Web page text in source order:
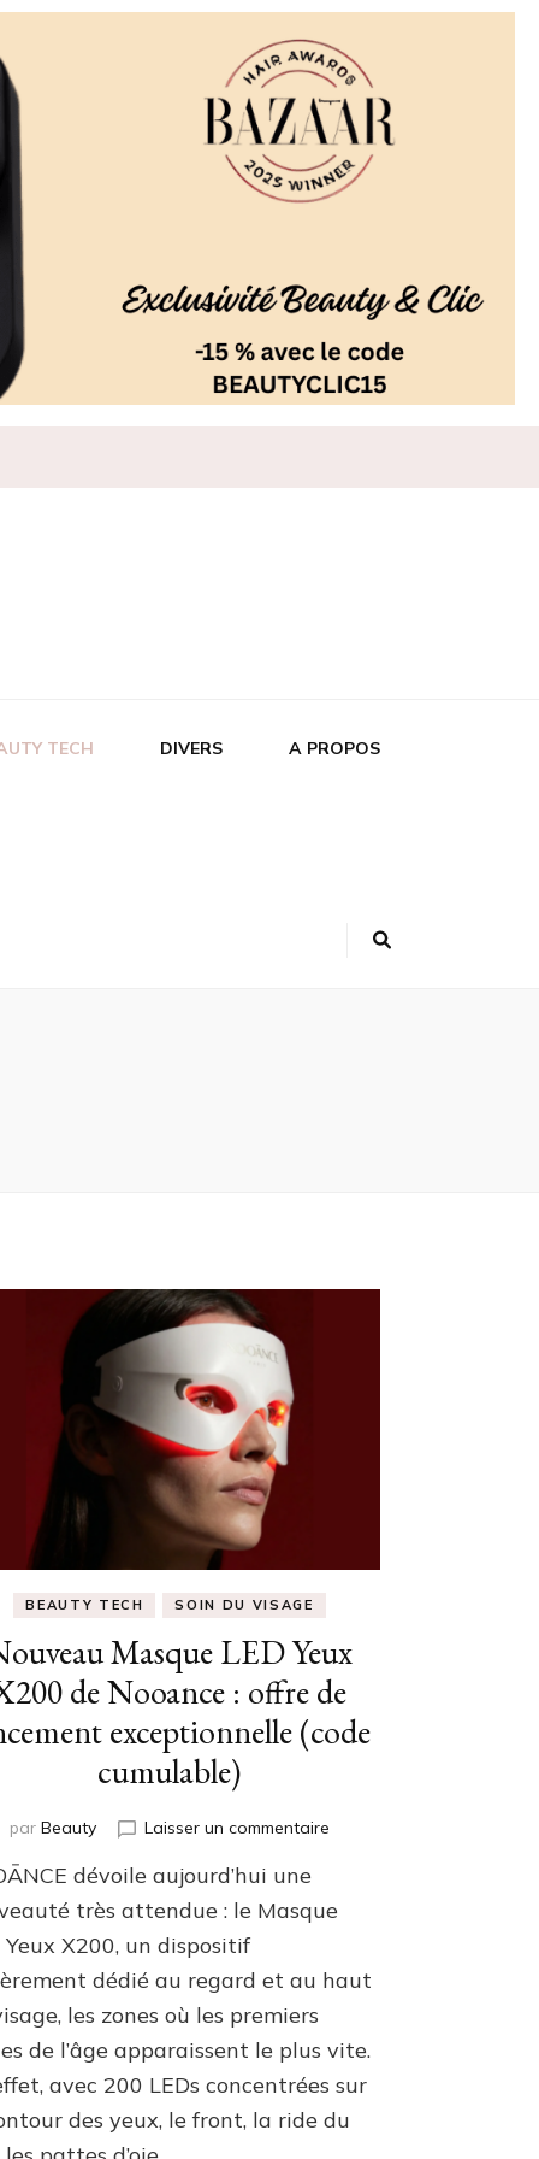
TECH DIVERS A PROPOS
BEAUTY TECH SOIN DU VISAGE
Masque LED Yeux
de Nooance : offre de
exceptionnelle (code
cumulable)
par Beauty Laisser un commentairesur
LED
de
offre
de
exceptionnelle
dévoile aujourd’hui une
très attendue : le Masque
Yeux X200, un dispositif
dédié au regard et au haut
les zones où les premiers
de l’âge apparaissent le plus vite.
avec 200 LEDs concentrées sur
des yeux, le front, la ride du